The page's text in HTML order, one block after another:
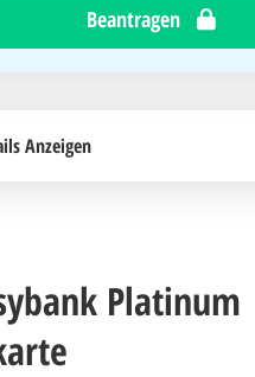
Beantragen
Anzeigen
Platinum